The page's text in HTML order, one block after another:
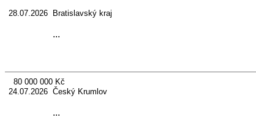
28.07.2026 Bratislavský kraj
...
80 000 000 Kč
24.07.2026 Český Krumlov
...